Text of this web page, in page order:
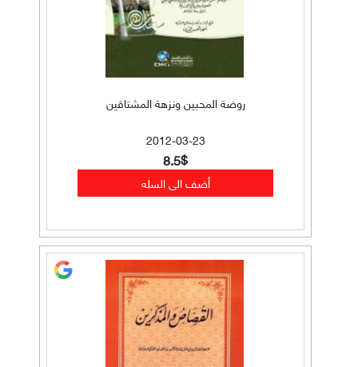
روضة المحبين ونزهة المشتاقين
2012-03-23
8.5$